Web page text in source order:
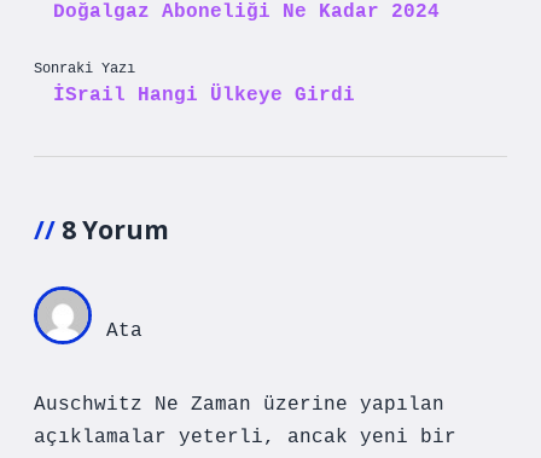
Doğalgaz Aboneliği Ne Kadar 2024
Sonraki Yazı
İSrail Hangi Ülkeye Girdi
8 Yorum
Ata
Auschwitz Ne Zaman üzerine yapılan
açıklamalar yeterli, ancak yeni bir